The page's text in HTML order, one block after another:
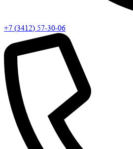
+7 (3412) 57-30-06